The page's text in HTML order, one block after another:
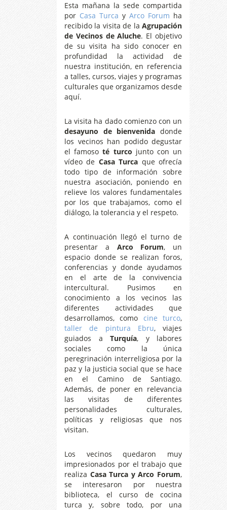
Esta mañana la sede compartida
por Casa Turca y Arco Forum ha
recibido la visita de la Agrupación
de Vecinos de Aluche. El objetivo
de su visita ha sido conocer en
profundidad la actividad de
nuestra institución, en referencia
a talles, cursos, viajes y programas
culturales que organizamos desde
aquí.
La visita ha dado comienzo con un
desayuno de bienvenida donde
los vecinos han podido degustar
el famoso té turco junto con un
vídeo de Casa Turca que ofrecía
todo tipo de información sobre
nuestra asociación, poniendo en
relieve los valores fundamentales
por los que trabajamos, como el
diálogo, la tolerancia y el respeto.
A continuación llegó el turno de
presentar a Arco Forum, un
espacio donde se realizan foros,
conferencias y donde ayudamos
en el arte de la convivencia
intercultural. Pusimos en
conocimiento a los vecinos las
diferentes actividades que
desarrollamos, como cine turco,
taller de pintura Ebru, viajes
guiados a Turquía, y labores
sociales como la única
peregrinación interreligiosa por la
paz y la justicia social que se hace
en el Camino de Santiago.
Además, de poner en relevancia
las visitas de diferentes
personalidades culturales,
políticas y religiosas que nos
visitan.
Los vecinos quedaron muy
impresionados por el trabajo que
realiza Casa Turca y Arco Forum,
se interesaron por nuestra
biblioteca, el curso de cocina
turca y, sobre todo, por una